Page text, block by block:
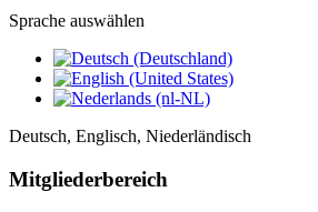
Sprache auswählen
Deutsch, Englisch, Niederländisch
Mitgliederbereich